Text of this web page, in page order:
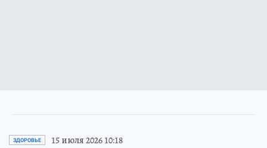
ЗДОРОВЬЕ 15 июля 2026 10:18